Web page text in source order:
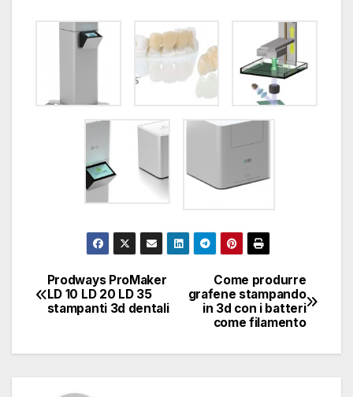
Navigazione
articoli
Come produrre
grafene stampando
in 3d con i batteri
come filamento
Prodways ProMaker
LD 10 LD 20 LD 35
stampanti 3d dentali